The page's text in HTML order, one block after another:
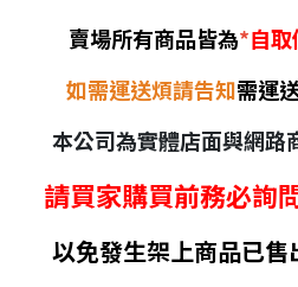
賣場所有商品皆為*自
如需運送煩請告知需運
本公司為實體店面與網路
請買家購買前務必詢
以免發生架上商品已